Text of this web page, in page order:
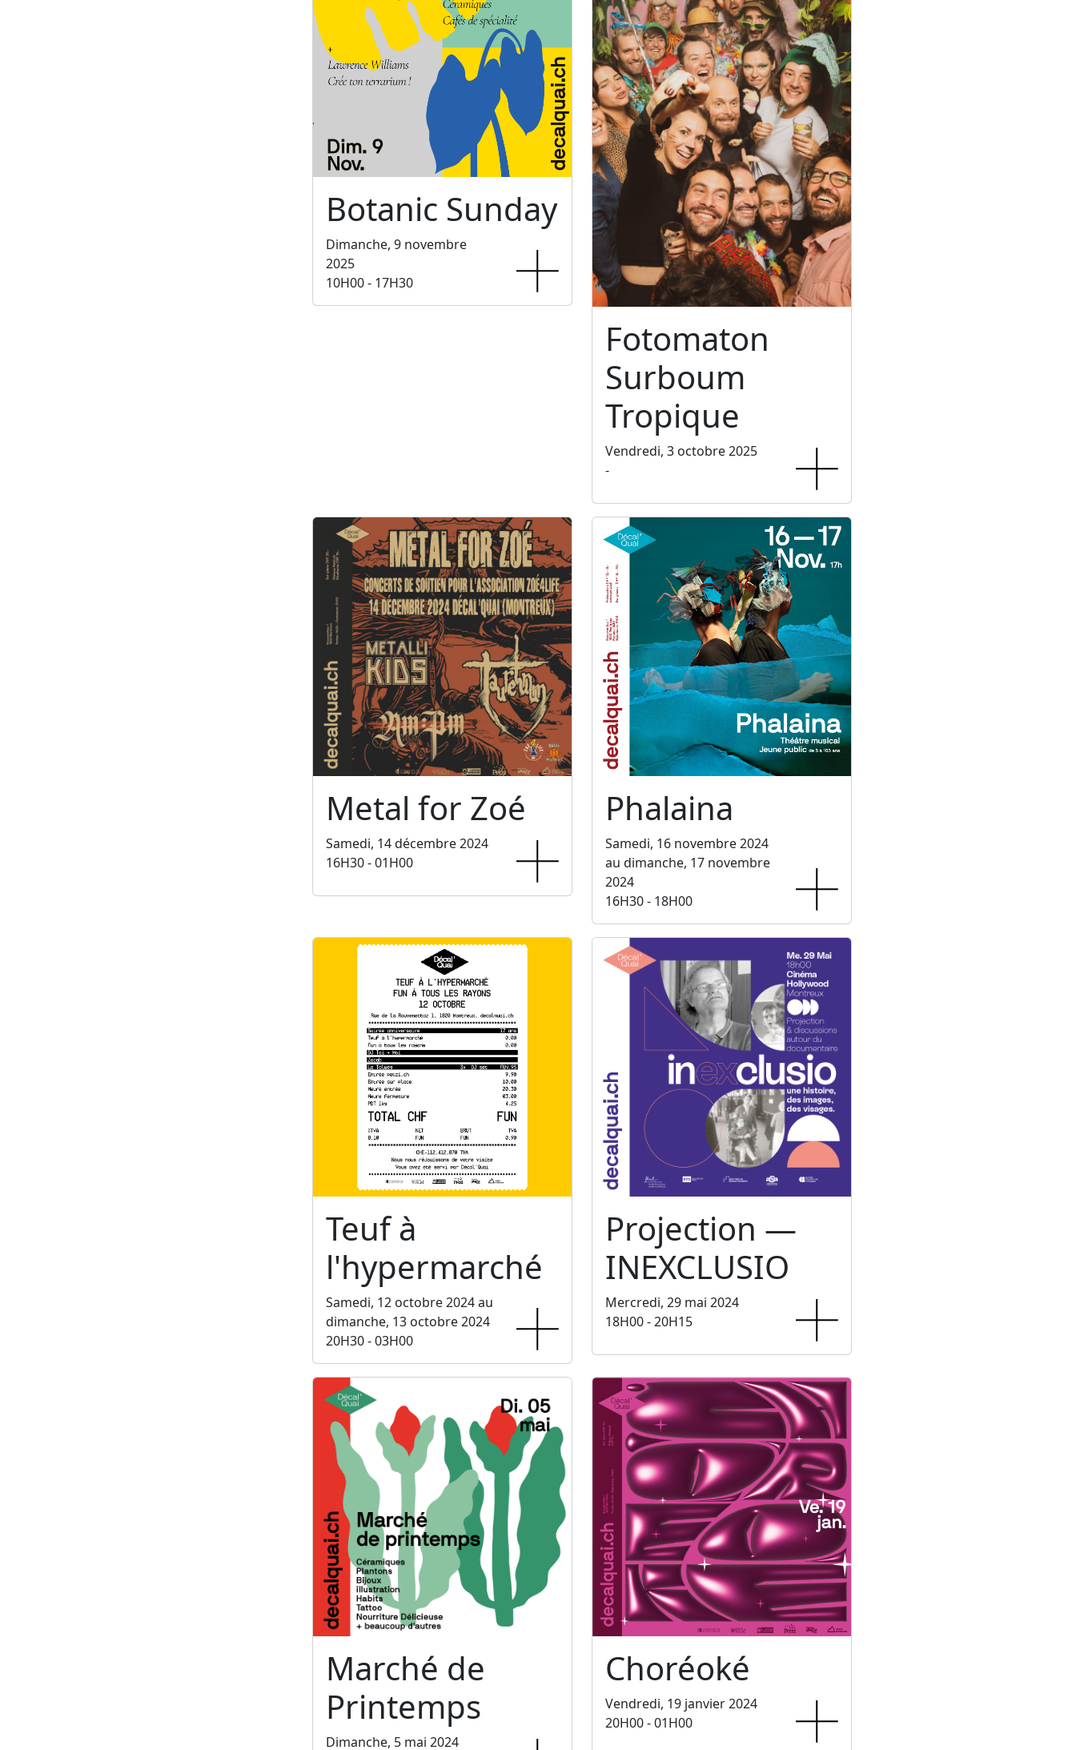
Botanic Sunday
Dimanche, 9 novembre
2025
10H00 - 17H30
Fotomaton
Surboum
Tropique
Vendredi, 3 octobre 2025
-
Metal for Zoé
Samedi, 14 décembre 2024
16H30 - 01H00
Phalaina
Samedi, 16 novembre 2024
au dimanche, 17 novembre
2024
16H30 - 18H00
Teuf à
l'hypermarché
Samedi, 12 octobre 2024 au
dimanche, 13 octobre 2024
20H30 - 03H00
Projection —
INEXCLUSIO
Mercredi, 29 mai 2024
18H00 - 20H15
Marché de
Printemps
Dimanche, 5 mai 2024
Choréoké
Vendredi, 19 janvier 2024
20H00 - 01H00